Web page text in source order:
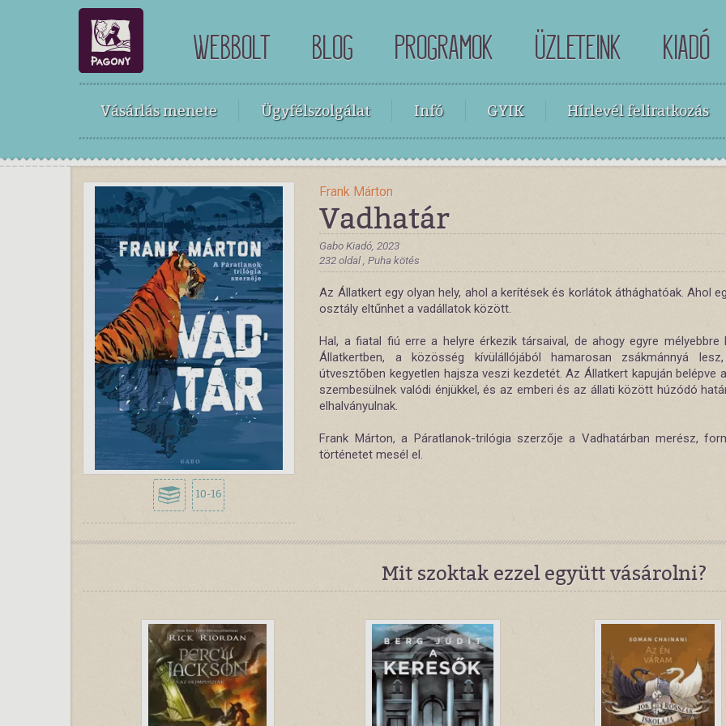
WEBBOLT BLOG PROGRAMOK ÜZLETEINK KIADÓ
Vásárlás menete Ügyfélszolgálat Infó GYIK Hírlevél feliratkozás
10-16
Frank Márton
Vadhatár
Gabo Kiadó, 2023
232 oldal , Puha kötés
Az Állatkert egy olyan hely, ahol a kerítések és korlátok áthághatóak. Ahol
osztály eltűnhet a vadállatok között.
Hal, a fiatal fiú erre a helyre érkezik társaival, de ahogy egyre mélyebbre
Állatkertben, a közösség kívülállójából hamarosan zsákmánnyá
útvesztőben kegyetlen hajsza veszi kezdetét. Az Állatkert kapuján belépve
szembesülnek valódi énjükkel, és az emberi és az állati között húzódó
elhalványulnak.
Frank Márton, a Páratlanok-trilógia szerzője a Vadhatárban merész,
történetet mesél el.
Mit szoktak ezzel együtt vásárolni?